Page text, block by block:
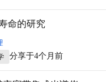
命的研究
分享于4个月前